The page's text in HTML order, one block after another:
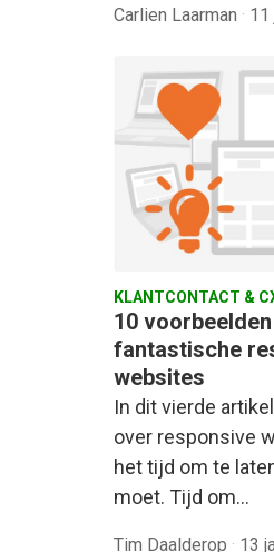
Carlien Laarman · 11
KLANTCONTACT &
10
fantastische
websites
In dit vierde
over responsive
het tijd om te
moet. Tijd om…
Tim Daalderop · 13